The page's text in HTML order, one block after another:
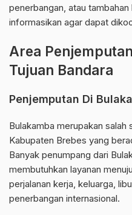
penerbangan, atau
informasikan agar dapat
Area
Tujuan Bandara
Penjemputan Di
Bulakamba merupakan salah
Kabupaten Brebes yang
Banyak penumpang dari
membutuhkan layanan
perjalanan kerja, keluarga,
penerbangan internasional.